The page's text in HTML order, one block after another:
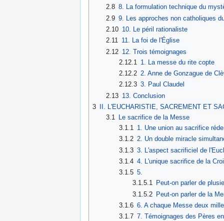
2.8 8. La formulation technique du
2.9 9. Les approches non catholiques
2.10 10. Le péril rationaliste
2.11 11. La foi de l'Église
2.12 12. Trois témoignages
2.12.1
1. La messe du rite copte
2.12.2 2. Anne de Gonzague de
2.12.3 3. Paul Claudel
2.13 13. Conclusion
3
II. L'EUCHARISTIE, SACREMENT ET
3.1
Le sacrifice de la Messe
3.1.1
1. Une union au sacrifice
3.1.2 2. Un double miracle
3.1.3 3. L'aspect sacrificiel de
3.1.4 4. L'unique sacrifice de la
3.1.5 5.
3.1.5.1
Peut-on parler de
3.1.5.2 Peut-on parler de la
3.1.6 6. A chaque Messe deux
3.1.7 7. Témoignages des Pères